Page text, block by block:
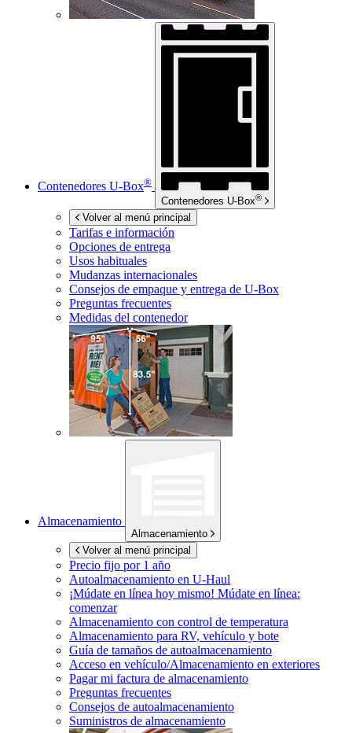
Contenedores U-Box®
Contenedores U-Box®
Volver al menú principal
Tarifas e información
Opciones de entrega
Usos habituales
Mudanzas internacionales
Consejos de empaque y entrega de U-Box
Preguntas frecuentes
Medidas del contenedor
Almacenamiento
Almacenamiento
Volver al menú principal
Precio fijo por 1 año
Autoalmacenamiento en U-Haul
¡Múdate en línea hoy mismo! Múdate en línea:
comenzar
Almacenamiento con control de temperatura
Almacenamiento para RV, vehículo y bote
Guía de tamaños de autoalmacenamiento
Acceso en vehículo/Almacenamiento en exteriores
Pagar mi factura de almacenamiento
Preguntas frecuentes
Consejos de autoalmacenamiento
Suministros de almacenamiento